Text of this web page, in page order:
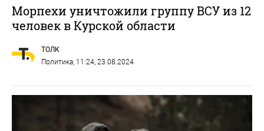
Морпехи уничтожили группу ВСУ из 12
человек в Курской области
ТОЛК
Политика, 11:24, 23.08.2024